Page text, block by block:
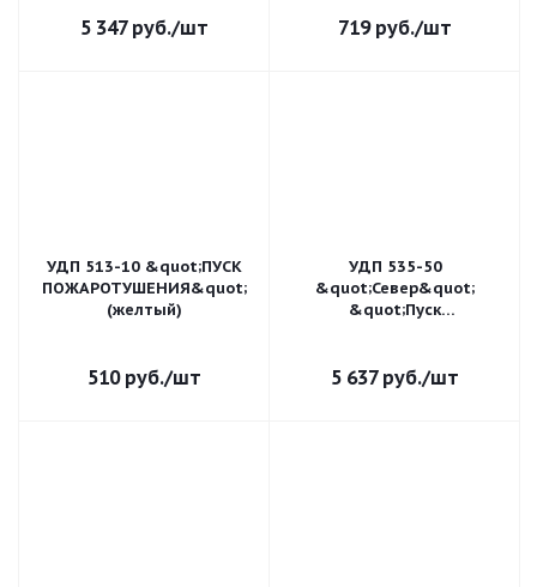
5 347руб./шт 719руб./шт
УДП 513-10 &quot;ПУСК
ПОЖАРОТУШЕНИЯ&quot;
(желтый)
510руб./шт
УДП 535-50
&quot;Север&quot;
&quot;Пуск
мм
5 637руб./шт